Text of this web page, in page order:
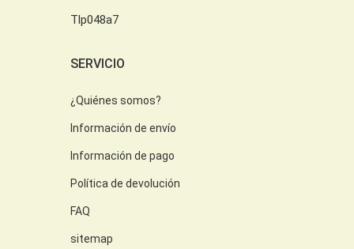
Tlp048a7
SERVICIO
¿Quiénes somos?
Información de envío
Información de pago
Política de devolución
FAQ
sitemap